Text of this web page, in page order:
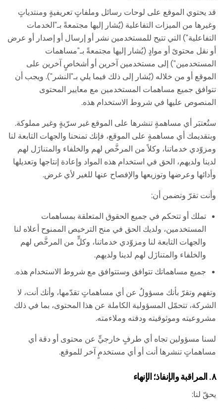
قد يحتوي الموقع على لوحات رسائل وملفاتٍ تعريفيةٍ ومنتدياتٍ
وغيرها من الميزات التفاعلية (يُشار إليها مجتمعةً بـ"الخدمات
التفاعلية") التي تتيح للمستخدمين نشر أو إرسال أو إصدار أو عرض
أو نقل محتوىً أو موادٍ (يُشار إليها مجتمعةً بـ"مساهمات
المستخدمين") إلى مستخدمين آخرين أو أشخاصٍ آخرين على
الموقع أو من خلاله (يُشار إلى ذلك فيما يلي بـ"النشر"). ويجب أن
تتوافق جميع مساهمات المستخدمين مع معايير المحتوى
المنصوص عليها في شروط الاستخدام هذه.
ستُعتبَر أي مساهمةٍ تنشرها على الموقع غير سرّيةٍ وغير مملوكة.
وبتقديمك أي مساهمةٍ على الموقع، فإنك تمنحنا والجهات التابعة لنا
ومزوّدي خدماتنا، وكلاً من المرخَّص لهم والخلفاء والمتنازَل لهم
لدينا ولديهم، الحق في استخدام هذه المواد وإعادة إنتاجها وتعديلها
وأدائها وعرضها وتوزيعها والإفصاح عنها للغير لأي غرض.
وأنت تقرّ وتضمن أن:
تملك أو تتحكم في جميع الحقوق المتعلقة بمساهمات
المستخدمين، ولديك الحق في منح الترخيص الممنوح أعلاه لنا
والجهات التابعة لنا ومزوّدي خدماتنا، وكلٍّ من المرخَّص لهم
والخلفاء والمتنازَل لهم لدينا ولديهم.
جميع مساهماتك تتوافق وستتوافق مع شروط الاستخدام هذه.
وتفهم وتقرّ بأنك مسؤولٌ عن أي مساهماتٍ تقدّمها، وأنك أنت، لا
الشركة، تتحمّل المسؤولية الكاملة عن هذا المحتوى، بما في ذلك
مشروعيته وموثوقيته ودقته وملاءمته.
لسنا مسؤولين تجاه أي طرفٍ خارجيٍّ عن محتوى أو دقة أي
مساهماتٍ تنشرها أنت أو أي مستخدمٍ آخر للموقع.
٨. المراقبة والإنفاذ؛ الإنهاء
يحقّ لنا: